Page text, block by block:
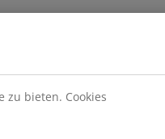
zu bieten. Cookies